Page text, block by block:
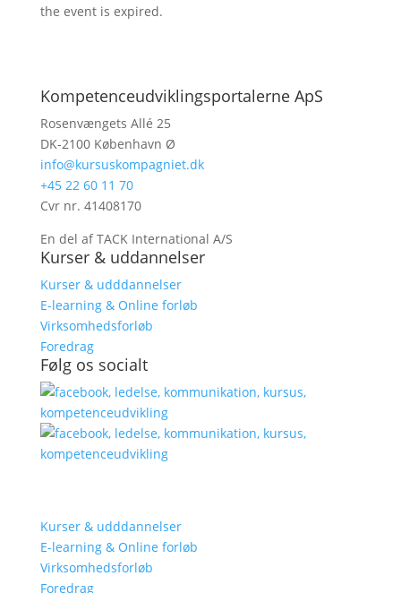
the event is expired.
Kompetenceudviklingsportalerne ApS
Rosenvængets Allé 25
DK-2100 København Ø
info@kursuskompagniet.dk
+45 22 60 11 70
Cvr nr. 41408170
En del af TACK International A/S
Kurser & uddannelser
Kurser & udddannelser
E-learning & Online forløb
Virksomhedsforløb
Foredrag
Følg os socialt
Kurser & udddannelser
E-learning & Online forløb
Virksomhedsforløb
Foredrag